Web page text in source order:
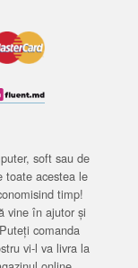
soft sau de
toate acestea le
timp!
vine în ajutor și
comanda
vi-l va livra la